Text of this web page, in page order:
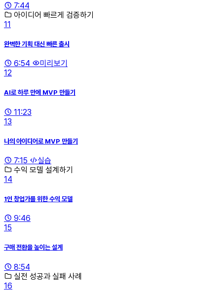
7:44
아이디어 빠르게 검증하기
11
완벽한 기획 대신 빠른 출시
6:54
미리보기
12
AI로 하루 만에 MVP 만들기
11:23
13
나의 아이디어로 MVP 만들기
7:15
실습
수익 모델 설계하기
14
1인 창업가를 위한 수익 모델
9:46
15
구매 전환을 높이는 설계
8:54
실전 성공과 실패 사례
16